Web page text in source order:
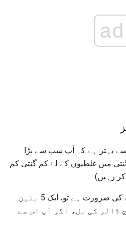
ad
سے بہتر ہے کہ آپ سب سے بڑا
میں غلطیوں کے لۓ کم گنتی کم
رہیں).
اگر آپ کو $ 5 کو واپس کرنے کی ضرورت ہے تو، ایک 5 بلین
ڈالر کی بل، اگر آپ اس سے